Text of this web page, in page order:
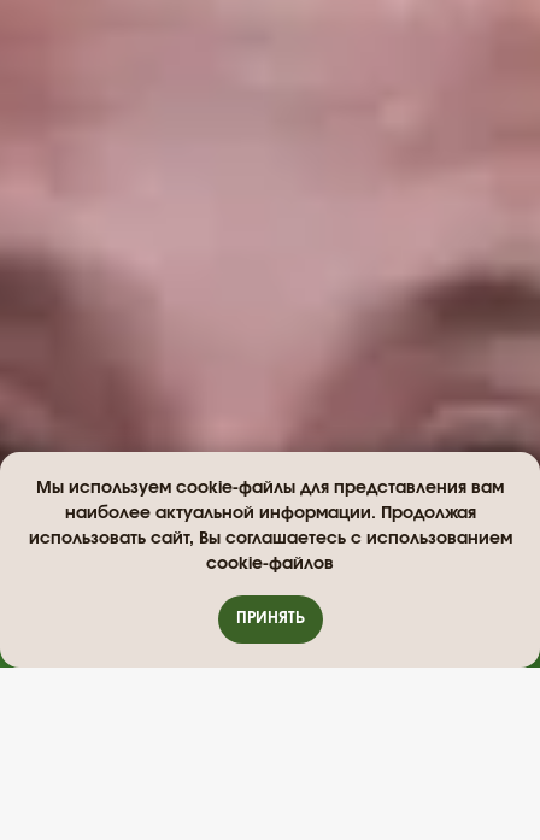
Мы используем cookie-файлы для представления вам
наиболее актуальной информации. Продолжая
использовать сайт, Вы соглашаетесь с использованием
cookie-файлов
ПРИНЯТЬ
«Какое средство подойдет вам сейчас»